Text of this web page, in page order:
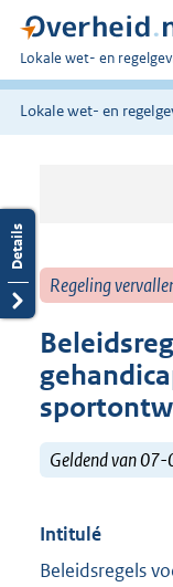
U
bent
hier:
Lokale wet- en
Lokale wet- en
Regeling
Geldend van
Intitulé
Beleidsregels